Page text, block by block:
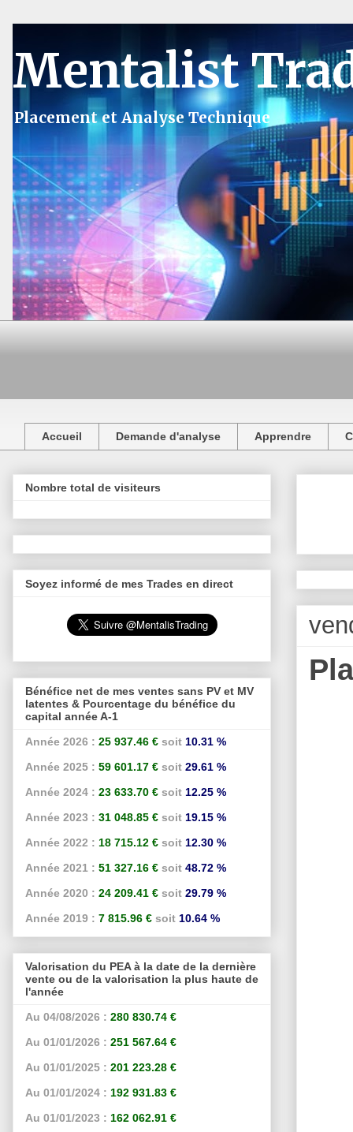
Mentalist
Placement et Analyse Technique
Accueil Demande d'analyse Apprendre
Nombre total de visiteurs
Soyez informé de mes Trades en direct
Bénéfice net de mes ventes sans PV et MV
latentes & Pourcentage du bénéfice du
capital année A-1
Année 2026 : 25 937.46 € soit 10.31 %
Année 2025 : 59 601.17 € soit 29.61 %
Année 2024 : 23 633.70 € soit 12.25 %
Année 2023 : 31 048.85 € soit 19.15 %
Année 2022 : 18 715.12 € soit 12.30 %
Année 2021 : 51 327.16 € soit 48.72 %
Année 2020 : 24 209.41 € soit 29.79 %
Année 2019 : 7 815.96 € soit 10.64 %
Valorisation du PEA à la date de la dernière
vente ou de la valorisation la plus haute de
l'année
Au 04/08/2026 : 280 830.74 €
Au 01/01/2026 : 251 567.64 €
Au 01/01/2025 : 201 223.28 €
Au 01/01/2024 : 192 931.83 €
Au 01/01/2023 : 162 062.91 €